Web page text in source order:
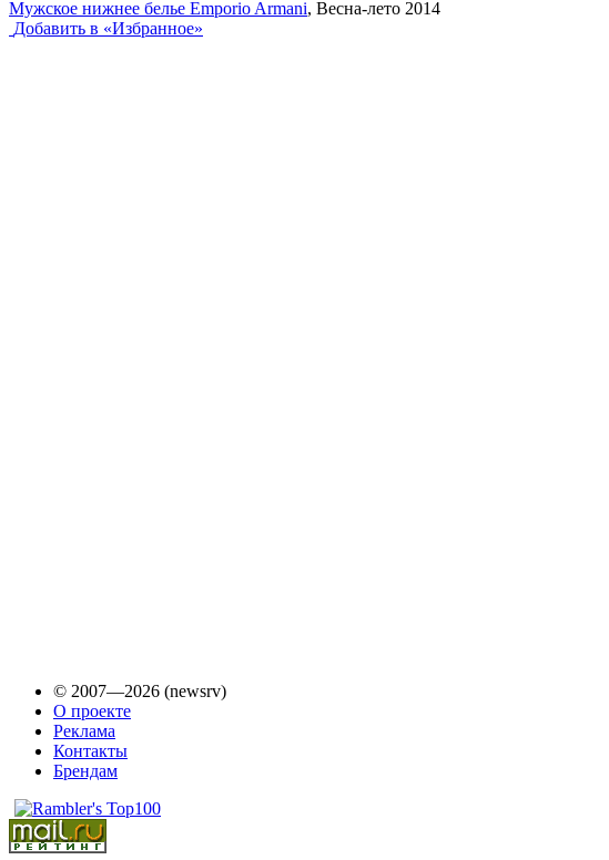
Мужское нижнее белье Emporio Armani, Весна-лето 2014
Добавить в «Избранное»
© 2007—2026 (newsrv)
О проекте
Реклама
Контакты
Брендам